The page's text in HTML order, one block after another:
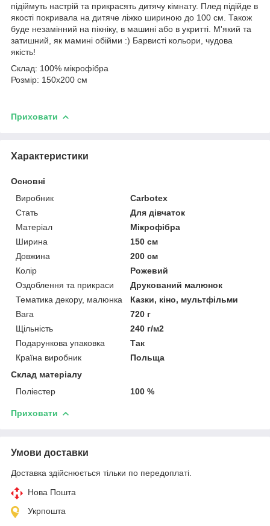
підіймуть настрій та прикрасять дитячу кімнату. Плед підійде в
якості покривала на дитяче ліжко шириною до 100 см. Також
буде незамінний на пікніку, в машині або в укритті. М'який та
затишний, як мамині обійми :) Барвисті кольори, чудова
якість!
Склад: 100% мікрофібра
Розмір: 150х200 см
Приховати
Характеристики
Основні
Виробник
Carbotex
Стать
Для дівчаток
Матеріал
Мікрофібра
Ширина
150 см
Довжина
200 см
Колір
Рожевий
Оздоблення та прикраси
Друкований малюнок
Тематика декору, малюнка
Казки, кіно, мультфільми
Вага
720 г
Щільність
240 г/м2
Подарункова упаковка
Так
Країна виробник
Польща
Склад матеріалу
Поліестер
100 %
Приховати
Умови доставки
Доставка здійснюється тільки по передоплаті.
Нова Пошта
Укрпошта